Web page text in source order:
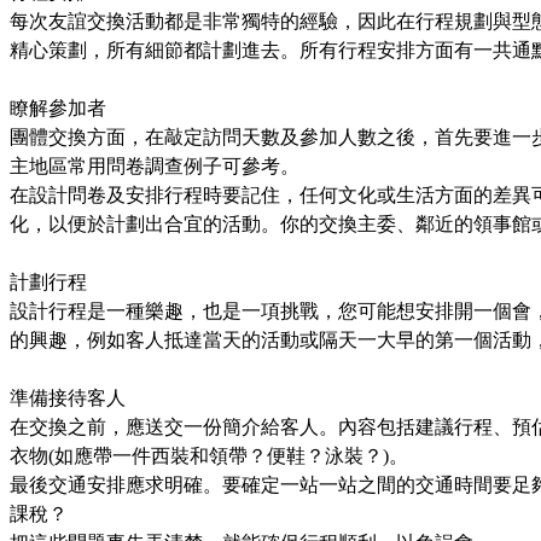
每次友誼交換活動都是非常獨特的經驗，因此在行程規劃與
精心策劃，所有細節都計劃進去。所有行程安排方面有一共
瞭解參加者
團體交換方面，在敲定訪問天數及參加人數之後，首先要進
主地區常用問卷調查例子可參考。
在設計問卷及安排行程時要記住，任何文化或生活方面的差
化，以便於計劃出合宜的活動。你的交換主委、鄰近的領事
計劃行程
設計行程是一種樂趣，也是一項挑戰，您可能想安排開一個
的興趣，例如客人抵達當天的活動或隔天一大早的第一個活
準備接待客人
在交換之前，應送交一份簡介給客人。內容包括建議行程、
衣物(如應帶一件西裝和領帶？便鞋？泳裝？ )。
最後交通安排應求明確。要確定一站一站之間的交通時間要
課稅？